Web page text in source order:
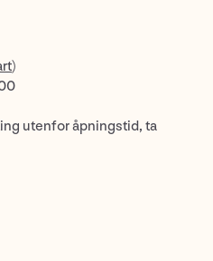
)
utenfor åpningstid, ta